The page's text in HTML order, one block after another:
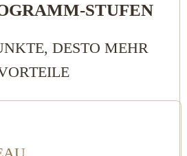
STUFEN
DESTO MEHR